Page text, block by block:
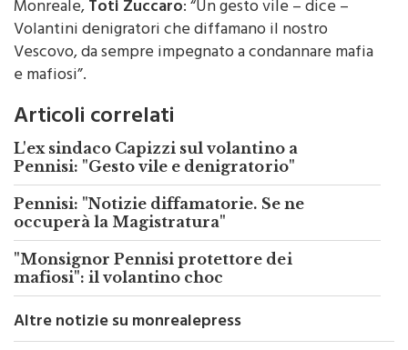
Monreale,Toti Zuccaro: “Un gesto vile – dice –
Volantini denigratori che diffamano il nostro
Vescovo, da sempre impegnato a condannare mafia
e mafiosi”.
Articoli correlati
L'ex sindaco Capizzi sul volantino a
Pennisi: "Gesto vile e denigratorio"
Pennisi: "Notizie diffamatorie. Se ne
occuperà la Magistratura"
"Monsignor Pennisi protettore dei
mafiosi": il volantino choc
Altre notizie su monrealepress